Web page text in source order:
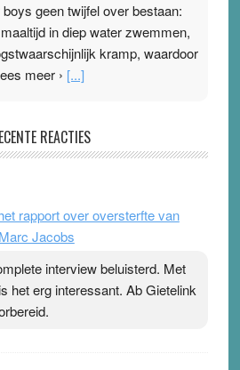
geen twijfel over bestaan:
in diep water zwemmen,
kramp, waardoor
meer › [...]
van Beek
ermee hun hartslag te verlagen
opnemen. Daarop heeft zo’n
het gevoel ‘makkelijker te
topspsort ›[...]
REACTIES
rapport over oversterfte van
Jacobs
interview beluisterd. Met
het erg interessant. Ab Gietelink